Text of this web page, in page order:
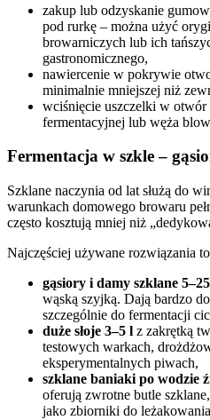
zakup lub odzyskanie
pod rurkę – można użyć
browarniczych lub ich
gastronomicznego,
nawiercenie w pokrywie
minimalnie mniejszej niż
wciśnięcie uszczelki w
fermentacyjnej lub węża
Fermentacja w szkle –
Szklane naczynia od lat służą do
warunkach domowego browaru
często kosztują mniej niż
Najczęściej używane rozwiązania
gąsiory i damy szklane
wąską szyjką. Dają bardzo
szczególnie do fermentacji
duże słoje 3–5 l z zakrętką
testowych warkach,
eksperymentalnych piwach,
szklane baniaki po wodzie
oferują zwrotne butle
jako zbiorniki do